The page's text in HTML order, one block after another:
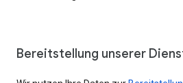
Bereitstellung unserer